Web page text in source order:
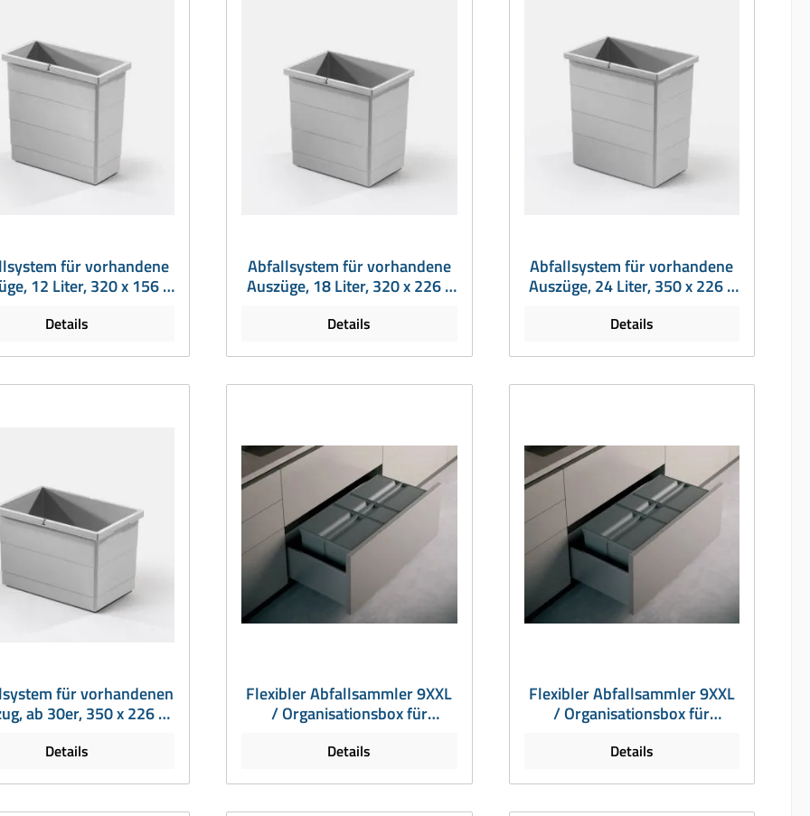
für vorhandene
12 Liter, 320 x 156 x
Details
Abfallsystem für vorhandene
Auszüge, 18 Liter, 320 x 226 x
Details
Abfallsystem für vorhandene
Auszüge, 24 Liter, 350 x 226 x
Details
für vorhandenen
ab 30er, 350 x 226 x
Details
Flexibler Abfallsammler 9XXL
/ Organisationsbox für
Höhe 209 mm
Details
Flexibler Abfallsammler 9XXL
/ Organisationsbox für
Auszug, 20 und 2 x 9 Liter, H =
Details